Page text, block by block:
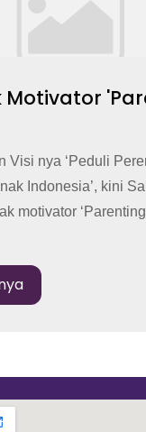
Motivator
Visi nya ‘Peduli
Indonesia’, kini
motivator